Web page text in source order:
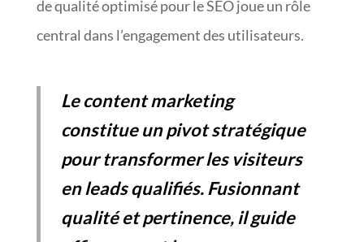
de qualité optimisé pour le SEO joue un rôle
central dans l’engagement des utilisateurs.
Le content marketing
constitue un pivot stratégique
pour transformer les visiteurs
en leads qualifiés. Fusionnant
qualité et pertinence, il guide